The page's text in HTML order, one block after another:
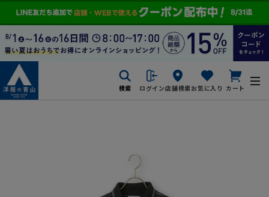
検索 ログイン店舗検索お気に入り カート